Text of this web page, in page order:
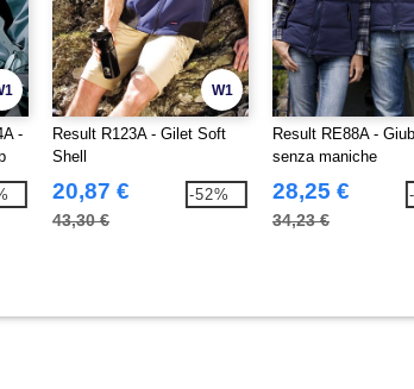
-
W1
Result R123A - Gilet Soft
Shell
20,87 €
43,30 €
-52%
Result RE88A -
senza maniche
28,25 €
34,23 €